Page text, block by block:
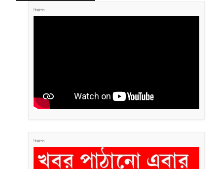
বিজ্ঞাপন
বিজ্ঞাপন